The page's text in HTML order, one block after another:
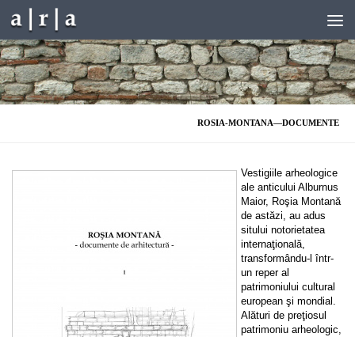
Skip to content
ROSIA-MONTANA—DOCUMENTE
Vestigiile arheologice
ale anticului Alburnus
Maior, Roşia Montană
de astăzi, au adus
sitului notorietatea
internaţională,
transformându-l într-
un reper al
patrimoniului cultural
european şi mondial.
Alături de preţiosul
patrimoniu arheologic,